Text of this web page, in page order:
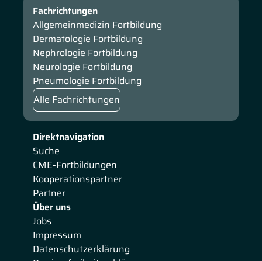
Direktnavigation
Suche
CME-Fortbildungen
Kooperationspartner
Partner
Über uns
Jobs
Impressum
Datenschutzerklärung
Fachrichtungen
Allgemeinmedizin Fortbildung
Dermatologie Fortbildung
Nephrologie Fortbildung
Neurologie Fortbildung
Pneumologie Fortbildung
Alle Fachrichtungen